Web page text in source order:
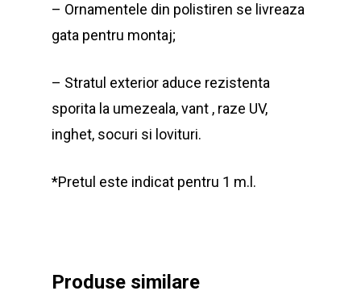
– Ornamentele din polistiren se livreaza
gata pentru montaj;
– Stratul exterior aduce rezistenta
sporita la umezeala, vant , raze UV,
inghet, socuri si lovituri.
*Pretul este indicat pentru 1 m.l.
Produse similare